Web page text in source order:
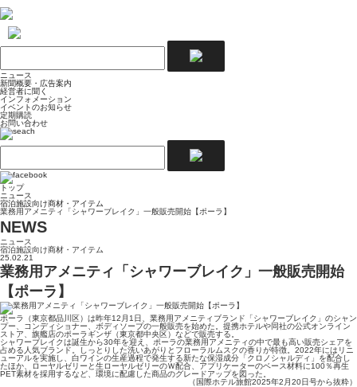
ニュース
新聞概要・広告案内
経営者に聞く
インフォメーション
イベントのお知らせ
定期購読
お問い合わせ
トップ
ニュース
宿泊施設向け商材・アイテム
業務用アメニティ「シャワーブレイク」一般販売開始【ポーラ】
NEWS
ニュース
宿泊施設向け商材・アイテム
25.02.21
業務用アメニティ「シャワーブレイク」一般販売開始
【ポーラ】
ポーラ（東京都品川区）は昨年12月1日、業務用アメニティブランド「シャワーブレイク」のシャン
プー、コンディショナー、ボディソープの一般販売を始めた。提携ホテルや同社の公式オンライン
ストア、旗艦店のポーラギンザ（東京都中央区）などで販売する。
シャワーブレイクは誕生から30年を迎え、ポーラの業務用アメニティの中で最も高い販売シェアを
占める人気ブランド。しっとりした洗いあがりとフローラルムスクの香りが特徴。2022年にはリニ
ューアルを実施し、白ワインの生産過程で発生する新たな保湿成分「クロノシャルディ」を配合し
たほか、ローヤルゼリーと生ローヤルゼリーのＷ配合、アプリケーターのベース材料に100％再生
PET素材を採用するなど、環境に配慮した商品のグレードアップを図った。
（国際ホテル旅館2025年2月20日号から抜粋）